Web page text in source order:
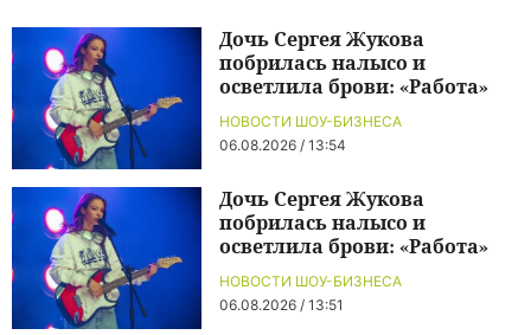
НОВОСТИ ШОУ-БИЗНЕСА
06.08.2026 / 13:54
Дочь Сергея Жукова
побрилась налысо и
осветлила брови: «Работа»
НОВОСТИ ШОУ-БИЗНЕСА
06.08.2026 / 13:51
Дочь Сергея Жукова
побрилась налысо и
осветлила брови: «Работа»